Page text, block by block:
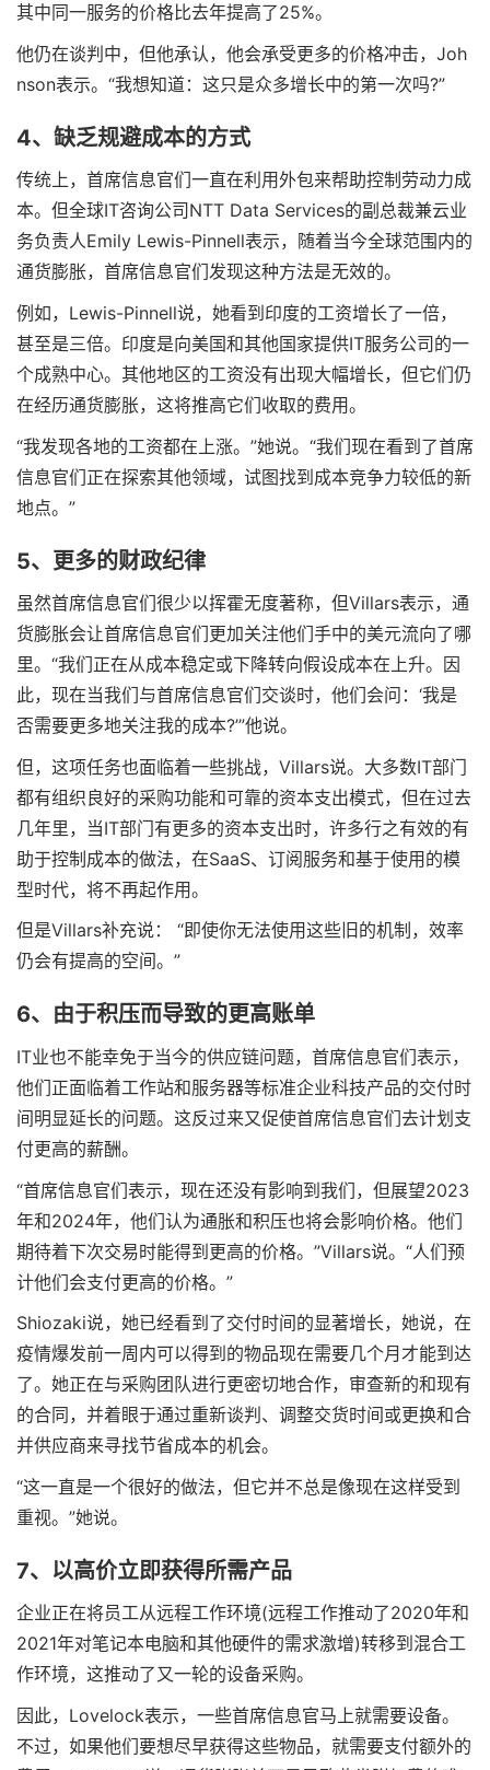
其中同一服务的价格比去年提高了25%。
他仍在谈判中，但他承认，他会承受更多的价格冲击，Joh
nson表示。“我想知道：这只是众多增长中的第一次吗?”
4、缺乏规避成本的方式
传统上，首席信息官们一直在利用外包来帮助控制劳动力成
本。但全球IT咨询公司NTT Data Services的副总裁兼云业
务负责人Emily Lewis-Pinnell表示，随着当今全球范围内的
通货膨胀，首席信息官们发现这种方法是无效的。
例如，Lewis-Pinnell说，她看到印度的工资增长了一倍，
甚至是三倍。印度是向美国和其他国家提供IT服务公司的一
个成熟中心。其他地区的工资没有出现大幅增长，但它们仍
在经历通货膨胀，这将推高它们收取的费用。
“我发现各地的工资都在上涨。”她说。“我们现在看到了首席
信息官们正在探索其他领域，试图找到成本竞争力较低的新
地点。”
5、更多的财政纪律
虽然首席信息官们很少以挥霍无度著称，但Villars表示，通
货膨胀会让首席信息官们更加关注他们手中的美元流向了哪
里。“我们正在从成本稳定或下降转向假设成本在上升。因
此，现在当我们与首席信息官们交谈时，他们会问：‘我是
否需要更多地关注我的成本?’”他说。
但，这项任务也面临着一些挑战，Villars说。大多数IT部门
都有组织良好的采购功能和可靠的资本支出模式，但在过去
几年里，当IT部门有更多的资本支出时，许多行之有效的有
助于控制成本的做法，在SaaS、订阅服务和基于使用的模
型时代，将不再起作用。
但是Villars补充说： “即使你无法使用这些旧的机制，效率
仍会有提高的空间。”
6、由于积压而导致的更高账单
IT业也不能幸免于当今的供应链问题，首席信息官们表示，
他们正面临着工作站和服务器等标准企业科技产品的交付时
间明显延长的问题。这反过来又促使首席信息官们去计划支
付更高的薪酬。
“首席信息官们表示，现在还没有影响到我们，但展望2023
年和2024年，他们认为通胀和积压也将会影响价格。他们
期待着下次交易时能得到更高的价格。”Villars说。“人们预
计他们会支付更高的价格。”
Shiozaki说，她已经看到了交付时间的显著增长，她说，在
疫情爆发前一周内可以得到的物品现在需要几个月才能到达
了。她正在与采购团队进行更密切地合作，审查新的和现有
的合同，并着眼于通过重新谈判、调整交货时间或更换和合
并供应商来寻找节省成本的机会。
“这一直是一个很好的做法，但它并不总是像现在这样受到
重视。”她说。
7、以高价立即获得所需产品
企业正在将员工从远程工作环境(远程工作推动了2020年和
2021年对笔记本电脑和其他硬件的需求激增)转移到混合工
作环境，这推动了又一轮的设备采购。
因此，Lovelock表示，一些首席信息官马上就需要设备。
不过，如果他们要想尽早获得这些物品，就需要支付额外的